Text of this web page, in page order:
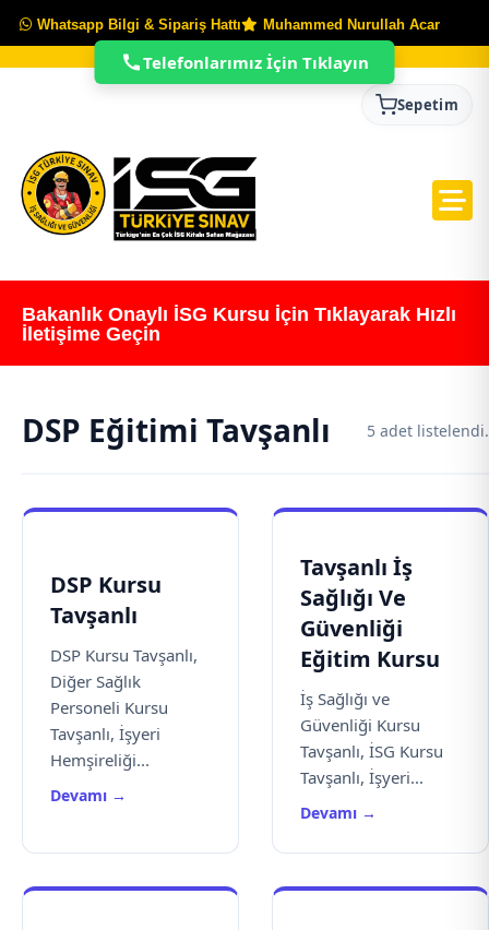
Whatsapp Bilgi & Sipariş Hattı Muhammed Nurullah Acar
Sepetim
Bakanlık Onaylı İSG Kursu İçin Tıklayarak Hızlı
İletişime Geçin
DSP Eğitimi Tavşanlı 5 adet listelendi.
DSP Kursu
Tavşanlı
DSP Kursu Tavşanlı,
Diğer Sağlık
Personeli Kursu
Tavşanlı, İşyeri
Hemşireliği...
Devamı →
Tavşanlı İş
Sağlığı Ve
Güvenliği
Eğitim Kursu
İş Sağlığı ve
Güvenliği Kursu
Tavşanlı, İSG Kursu
Tavşanlı, İşyeri...
Devamı →
Telefonlarımız İçin Tıklayın